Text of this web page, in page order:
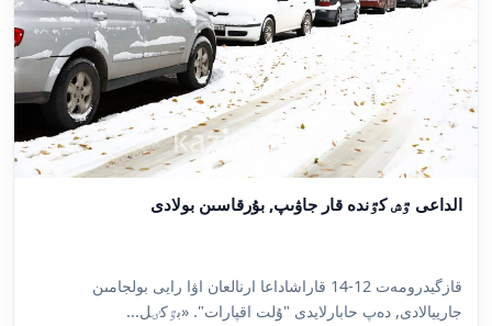
الداعى ٷش كٷندە قار جاۋىپ, بۇرقاسىن بولادى
قازگيدرومەت 12-14 قاراشاداعا ارنالعان اۋا رايى بولجامىن
جارييالادى, دەپ حابارلايدى "ۇلت اقپارات". «بٷكٸل...